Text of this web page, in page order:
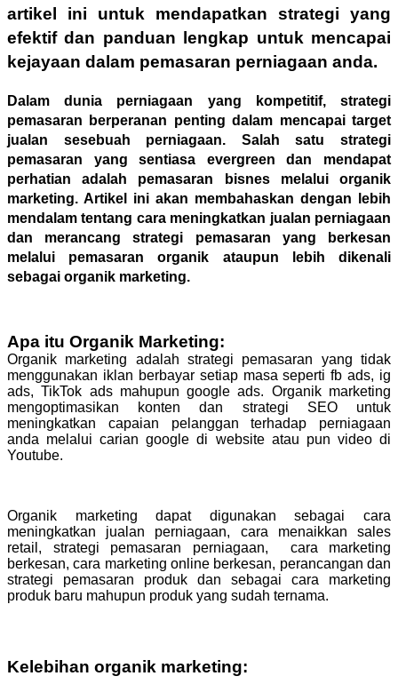
artikel ini untuk mendapatkan strategi yang
efektif dan panduan lengkap untuk mencapai
kejayaan dalam pemasaran perniagaan anda.
Dalam dunia perniagaan yang kompetitif, strategi
pemasaran berperanan penting dalam mencapai target
jualan sesebuah perniagaan. Salah satu strategi
pemasaran yang sentiasa evergreen dan mendapat
perhatian adalah pemasaran bisnes melalui organik
marketing. Artikel ini akan membahaskan dengan lebih
mendalam tentang cara meningkatkan jualan perniagaan
dan merancang strategi pemasaran yang berkesan
melalui pemasaran organik ataupun lebih dikenali
sebagai organik marketing.
Apa itu Organik Marketing:
Organik marketing adalah strategi pemasaran yang tidak
menggunakan iklan berbayar setiap masa seperti fb ads, ig
ads, TikTok ads mahupun google ads. Organik marketing
mengoptimasikan konten dan strategi SEO untuk
meningkatkan capaian pelanggan terhadap perniagaan
anda melalui carian google di website atau pun video di
Youtube.
Organik marketing dapat digunakan sebagai cara
meningkatkan jualan perniagaan, cara menaikkan sales
retail, strategi pemasaran perniagaan, cara marketing
berkesan, cara marketing online berkesan, perancangan dan
strategi pemasaran produk dan sebagai cara marketing
produk baru mahupun produk yang sudah ternama.
Kelebihan organik marketing: